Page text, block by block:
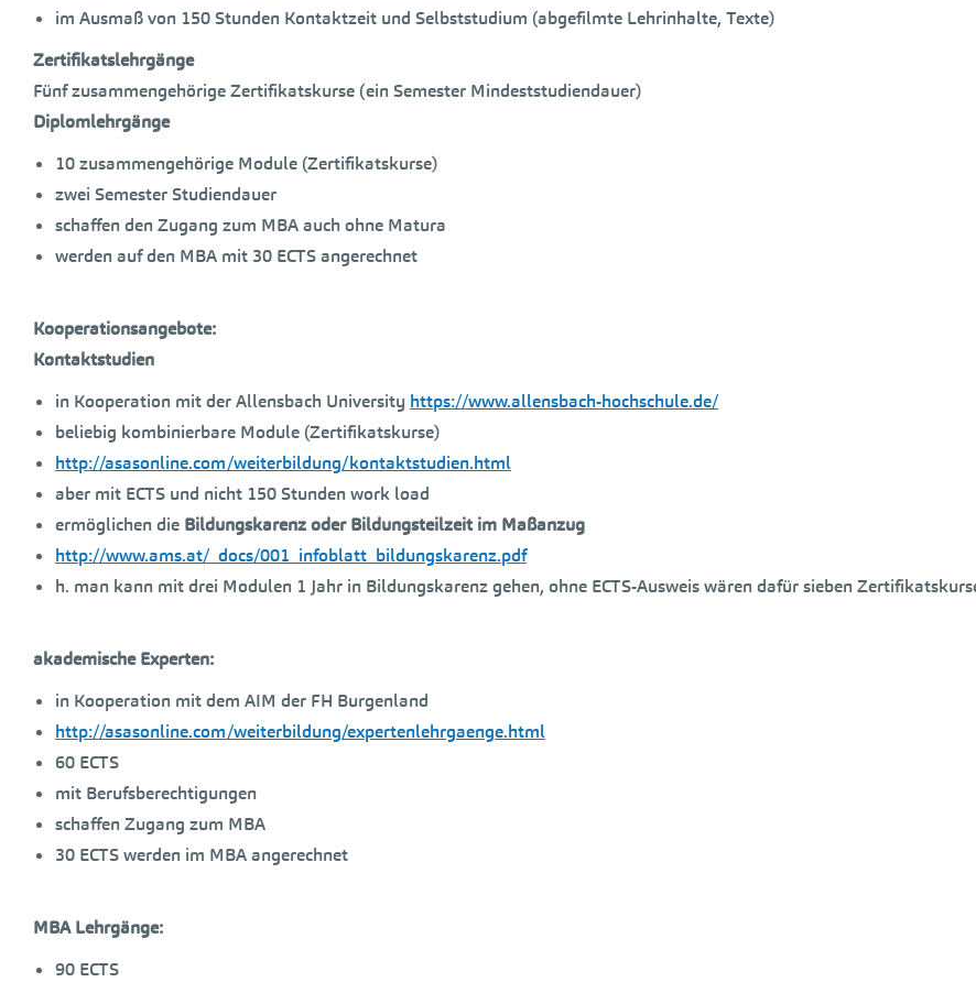
im Ausmaß von 150 Stunden Kontaktzeit und Selbststudium (abgefilmte Lehrinhalte, Texte)
Zertifikatslehrgänge
Fünf zusammengehörige Zertifikatskurse (ein Semester Mindeststudiendauer)
Diplomlehrgänge
10 zusammengehörige Module (Zertifikatskurse)
zwei Semester Studiendauer
schaffen den Zugang zum MBA auch ohne Matura
werden auf den MBA mit 30 ECTS angerechnet
Kooperationsangebote:
Kontaktstudien
in Kooperation mit der Allensbach University https://www.allensbach-hochschule.de/
beliebig kombinierbare Module (Zertifikatskurse)
http://asasonline.com/weiterbildung/kontaktstudien.html
aber mit ECTS und nicht 150 Stunden work load
ermöglichen die Bildungskarenz oder Bildungsteilzeit im Maßanzug
http://www.ams.at/_docs/001_infoblatt_bildungskarenz.pdf
h. man kann mit drei Modulen 1 Jahr in Bildungskarenz gehen, ohne ECTS-Ausweis wären dafür sieben
akademische Experten:
in Kooperation mit dem AIM der FH Burgenland
http://asasonline.com/weiterbildung/expertenlehrgaenge.html
60 ECTS
mit Berufsberechtigungen
schaffen Zugang zum MBA
30 ECTS werden im MBA angerechnet
MBA Lehrgänge:
90 ECTS